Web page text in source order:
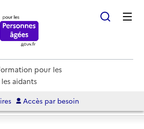
pour les
aidants
Accès par besoin